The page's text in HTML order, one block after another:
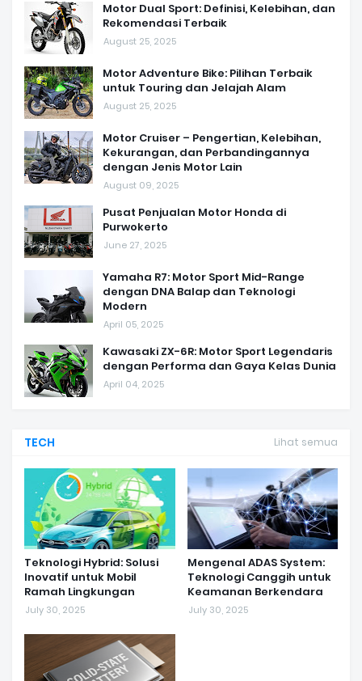
Motor Dual Sport: Definisi, Kelebihan, dan
Rekomendasi Terbaik
August 25, 2025
Motor Adventure Bike: Pilihan Terbaik
untuk Touring dan Jelajah Alam
August 25, 2025
Motor Cruiser – Pengertian, Kelebihan,
Kekurangan, dan Perbandingannya
dengan Jenis Motor Lain
August 09, 2025
Pusat Penjualan Motor Honda di
Purwokerto
June 27, 2025
Yamaha R7: Motor Sport Mid-Range
dengan DNA Balap dan Teknologi
Modern
April 05, 2025
Kawasaki ZX-6R: Motor Sport Legendaris
dengan Performa dan Gaya Kelas Dunia
April 04, 2025
TECH Lihat semua
Teknologi Hybrid: Solusi
Inovatif untuk Mobil
Ramah Lingkungan
July 30, 2025
Mengenal ADAS System:
Teknologi Canggih untuk
Keamanan Berkendara
July 30, 2025